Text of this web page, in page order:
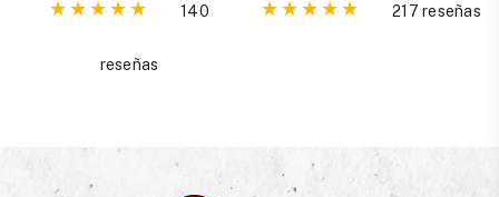
140
reseñas
217 reseñas